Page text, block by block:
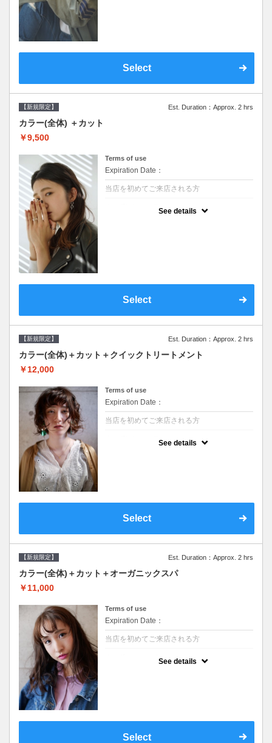
Select
【新規限定】 Est. Duration：Approx. 2 hrs
カラー(全体) ＋カット
￥9,500
Terms of use
Expiration Date：
当店を初めてご来店される方
See details
Select
【新規限定】 Est. Duration：Approx. 2 hrs
カラー(全体)＋カット＋クイックトリートメント
￥12,000
Terms of use
Expiration Date：
当店を初めてご来店される方
See details
Select
【新規限定】 Est. Duration：Approx. 2 hrs
カラー(全体)＋カット＋オーガニックスパ
￥11,000
Terms of use
Expiration Date：
当店を初めてご来店される方
See details
Select